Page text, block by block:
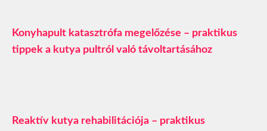
Konyhapult katasztrófa megelőzése – praktikus
tippek a kutya pultról való távoltartásához
Reaktív kutya rehabilitációja – praktikus